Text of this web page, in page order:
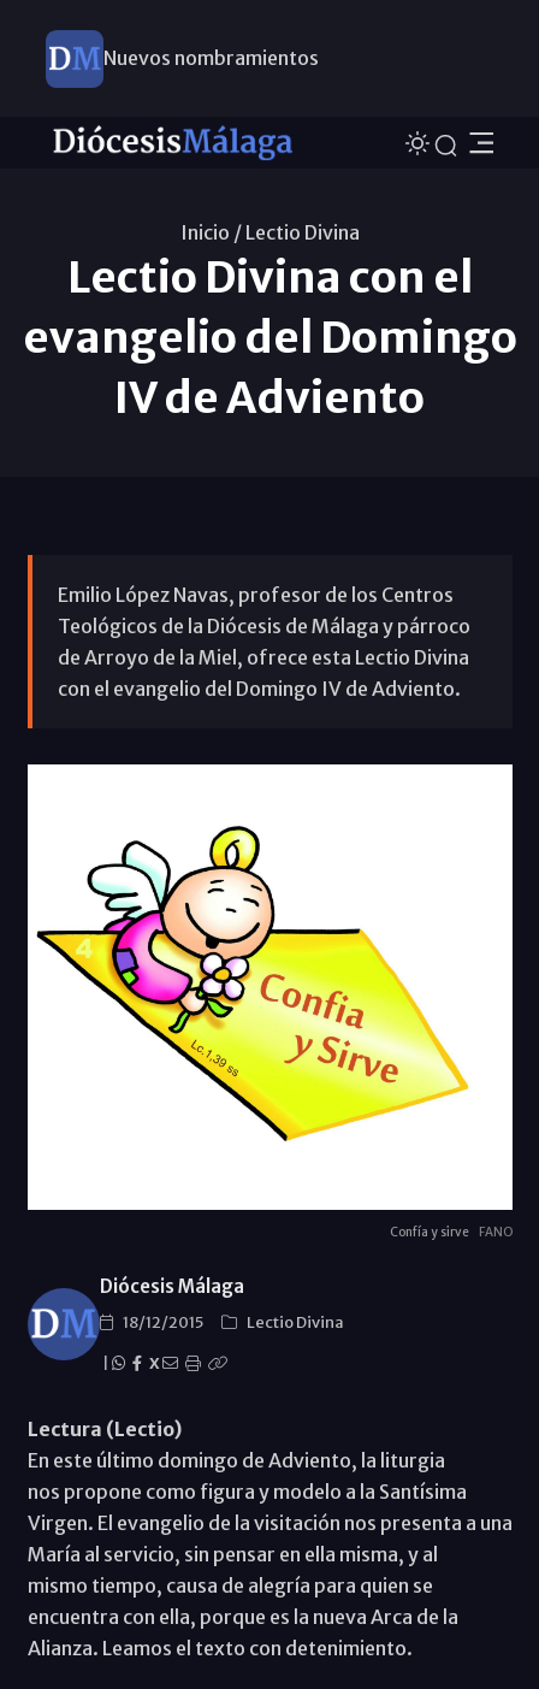
Nuevos nombramientos
Inicio / Lectio Divina
Lectio Divina con el
evangelio del Domingo
IV de Adviento
Emilio López Navas, profesor de los Centros
Teológicos de la Diócesis de Málaga y párroco
de Arroyo de la Miel, ofrece esta Lectio Divina
con el evangelio del Domingo IV de Adviento.
Confía y sirve FANO
Diócesis Málaga
18/12/2015
Lectio Divina
X
Lectura (Lectio)
En este último domingo de Adviento, la liturgia
nos propone como figura y modelo a la Santísima
Virgen. El evangelio de la visitación nos presenta a una
María al servicio, sin pensar en ella misma, y al
mismo tiempo, causa de alegría para quien se
encuentra con ella, porque es la nueva Arca de la
Alianza. Leamos el texto con detenimiento.